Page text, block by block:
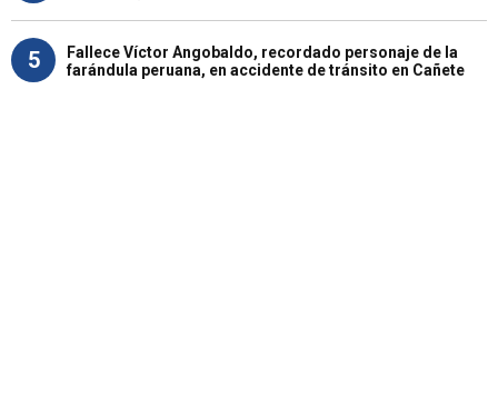
5
Fallece Víctor Angobaldo, recordado personaje de la
farándula peruana, en accidente de tránsito en Cañete